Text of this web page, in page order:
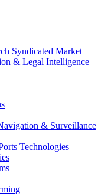
Syndicated Market
& Legal Intelligence
& Surveillance
Technologies